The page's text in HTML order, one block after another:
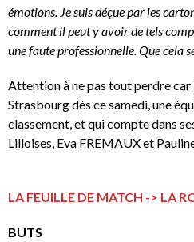
émotions. Je suis déçue par les
comment il peut y avoir de tels
une faute professionnelle. Que cela
Attention à ne pas tout perdre car
Strasbourg dès ce samedi, une
classement, et qui compte dans
Lilloises, Eva FREMAUX et
LA FEUILLE DE MATCH -> LA
BUTS